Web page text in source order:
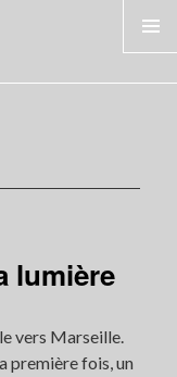
lumière
vers Marseille.
première fois, un